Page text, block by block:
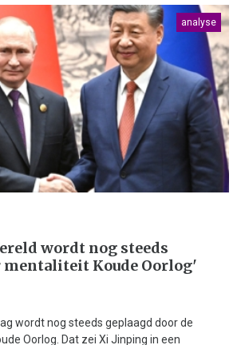
analyse
wordt nog steeds
mentaliteit Koude Oorlog'
wordt nog steeds geplaagd door de
Oorlog. Dat zei Xi Jinping in een